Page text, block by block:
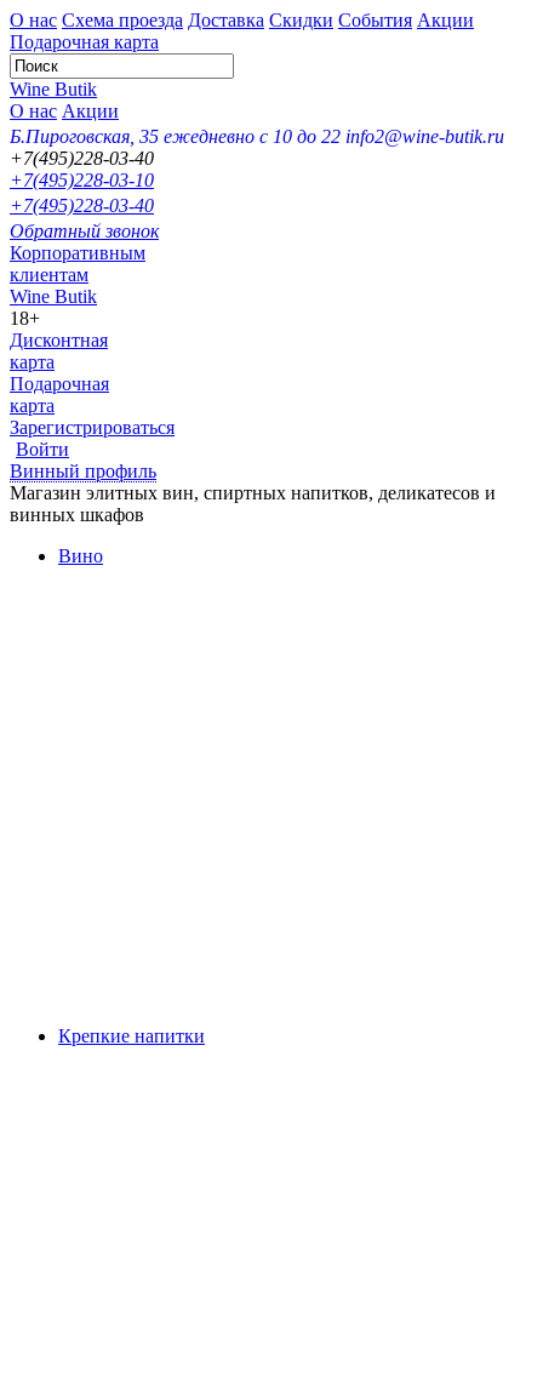
О нас Схема проезда Доставка Скидки События Акции
Подарочная карта
Wine Butik
О нас Акции
Б.Пироговская, 35 ежедневно с 10 до 22 info2@wine-butik.ru
+7(495)228-03-40
+7(495)228-03-10
+7(495)228-03-40
Обратный звонок
Корпоративным
клиентам
Wine Butik
18+
Дисконтная
карта
Подарочная
карта
Зарегистрироваться
Войти
Винный профиль
Магазин элитных вин, спиртных напитков, деликатесов и
винных шкафов
Вино
Крепкие напитки